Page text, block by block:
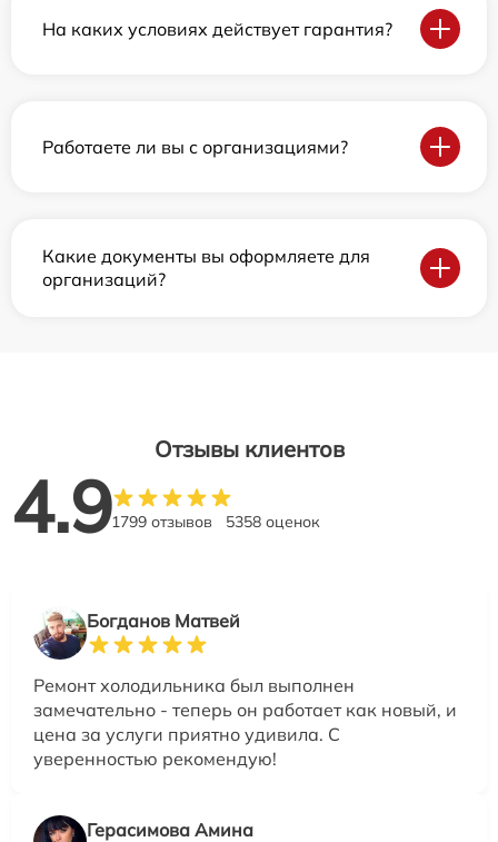
На каких условиях действует гарантия?
Работаете ли вы с организациями?
Какие документы вы оформляете для
организаций?
Отзывы клиентов
4.91799 отзывов 5358 оценок
Богданов Матвей
Ремонт холодильника был выполнен
замечательно - теперь он работает как новый, и
цена за услуги приятно удивила. С
уверенностью рекомендую!
Герасимова Амина